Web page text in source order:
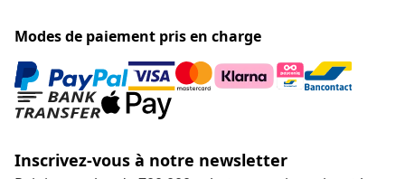
Modes de paiement pris en charge
Inscrivez-vous à notre newsletter